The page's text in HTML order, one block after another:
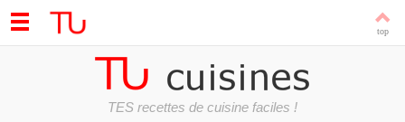
TES recettes de cuisine faciles !